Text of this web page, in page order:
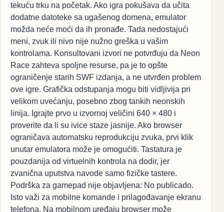
tekuću trku na početak. Ako igra pokušava da učita
dodatne datoteke sa ugašenog domena, emulator
možda neće moći da ih pronađe. Tada nedostajući
meni, zvuk ili nivo nije nužno greška u vašim
kontrolama. Konsultovani izvori ne potvrđuju da Neon
Race zahteva spoljne resurse, pa je to opšte
ograničenje starih SWF izdanja, a ne utvrđen problem
ove igre. Grafička odstupanja mogu biti vidljivija pri
velikom uvećanju, posebno zbog tankih neonskih
linija. Igrajte prvo u izvornoj veličini 640 × 480 i
proverite da li su ivice staze jasnije. Ako browser
ograničava automatsku reprodukciju zvuka, prvi klik
unutar emulatora može je omogućiti. Tastatura je
pouzdanija od virtuelnih kontrola na dodir, jer
zvanična uputstva navode samo fizičke tastere.
Podrška za gamepad nije objavljena: No publicado.
Isto važi za mobilne komande i prilagođavanje ekranu
telefona. Na mobilnom uređaju browser može